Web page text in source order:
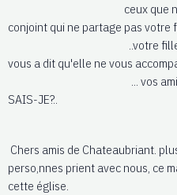
ceux que nous avons
conjoint qui ne partage pas votre
..votre fille qui, le
vous a dit qu'elle ne vous
... vos amis écrasés
SAIS-JE?..
Chers amis de Chateaubriant.
perso,nnes prient avec nous, ce
cette église.